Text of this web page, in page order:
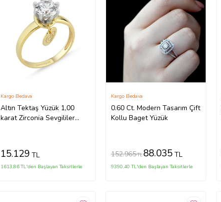
Altın Tektaş Yüzük 1,00
karat Zirconia Sevgililer
Kargo Bedava
15.129 TL
1613,86 TL'den Başlayan Taksitlerle
0.60 Ct. Modern Tasarım Çift
Kollu Baget Yüzük
Kargo Bedava
152.965TL 88.035 TL
9390,40 TL'den Başlayan Taksitlerle